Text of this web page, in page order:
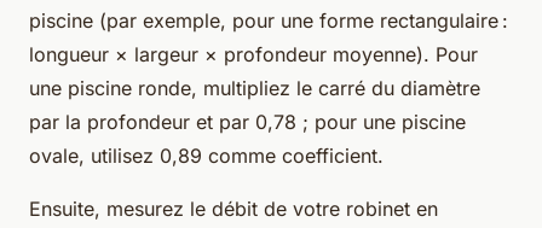
piscine (par exemple, pour une forme rectangulaire :
longueur × largeur × profondeur moyenne). Pour
une piscine ronde, multipliez le carré du diamètre
par la profondeur et par 0,78 ; pour une piscine
ovale, utilisez 0,89 comme coefficient.
Ensuite, mesurez le débit de votre robinet en